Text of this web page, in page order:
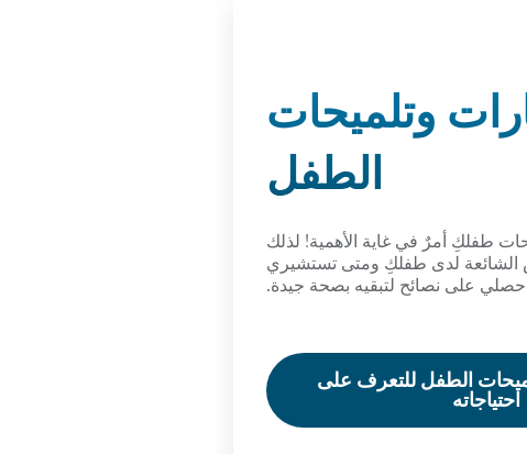
وتلميحات
الطفل
طفلكِ أمرٌ في غاية الأهمية! لذلك
الشائعة لدى طفلكِ ومتى تستشيري
على نصائح لتبقيه بصحة جيدة.
الطفل للتعرف على
احتياجاته